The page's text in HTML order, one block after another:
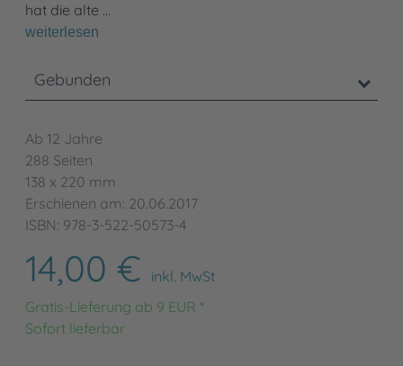
hat die alte …
weiterlesen
Gebunden
Ab 12 Jahre
288 Seiten
138 x 220 mm
Erschienen am: 20.06.2017
ISBN: 978-3-522-50573-4
14,00 €
inkl. MwSt
Gratis-Lieferung ab 9 EUR *
Sofort lieferbar